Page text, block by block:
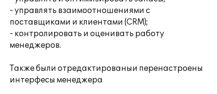
- управлять взаимоотношениями с
поставщиками и клиентами (CRM);
- контролировать и оценивать работу
менеджеров.
Также были отредактированыи перенастроены
интерфесы менеджера